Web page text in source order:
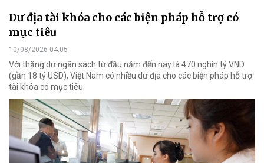
Dư địa tài khóa cho các biện pháp hỗ trợ có
mục tiêu
10/08/2026 04:05
Với thặng dư ngân sách từ đầu năm đến nay là 470 nghìn tỷ VND
(gần 18 tỷ USD), Việt Nam có nhiều dư địa cho các biện pháp hỗ trợ
tài khóa có mục tiêu.